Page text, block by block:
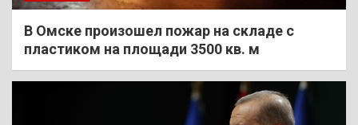
В Омске произошел пожар на складе с
пластиком на площади 3500 кв. м